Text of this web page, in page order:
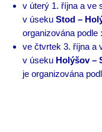
v úterý 1. října a ve
v úseku Stod –
organizována podle :
ve čtvrtek 3. října a
v úseku Holýšov –
je organizována